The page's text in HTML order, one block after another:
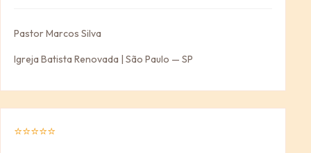
Pastor Marcos Silva
Igreja Batista Renovada | São Paulo — SP
⭐⭐⭐⭐⭐